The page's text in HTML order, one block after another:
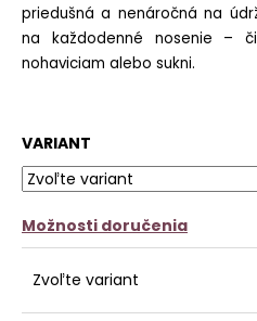
priedušná a nenáročná na
na každodenné nosenie –
nohaviciam alebo sukni.
VARIANT
Možnosti doručenia
Zvoľte variant